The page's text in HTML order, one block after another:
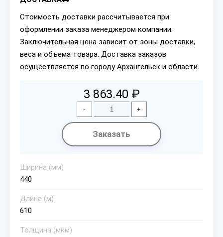
Стоимость доставки рассчитывается при
оформлении заказа менеджером компании.
Заключительная цена зависит от зоны доставки,
веса и объема товара. Доставка заказов
осуществляется по городу Архангельск и области.
3 863.40 ₽
- +
Заказать
Ширина (мм)
440
Длина (м)
610
Толщина (мкм)